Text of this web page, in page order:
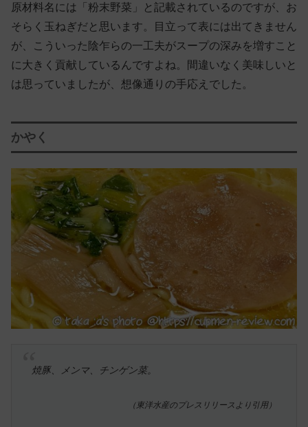
原材料名には「粉末野菜」と記載されているのですが、お
そらく玉ねぎだと思います。目立って表には出てきません
が、こういった陰乍らの一工夫がスープの深みを増すこと
に大きく貢献しているんですよね。間違いなく美味しいと
は思っていましたが、想像通りの手応えでした。
かやく
焼豚、メンマ、チンゲン菜。
（東洋水産のプレスリリースより引用）